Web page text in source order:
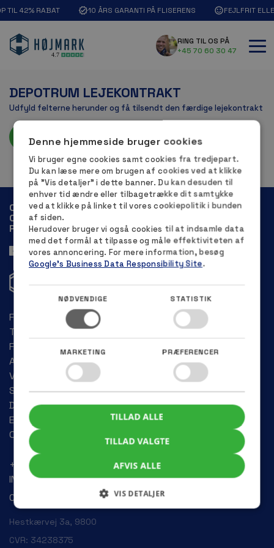
TIL 42% RABAT 10 ÅRS GARANTI PÅ FLISERENS FEJLFRIT
RING TIL OS PÅ
+45 70 60 30 47
DEPOTRUM LEJEKONTRAKT
Udfyld felterne herunder og få tilsendt den færdige lejekontrakt
VIS LEJEKONTRAKT
OVERLAD DE ”TRÆLSE” OPGAVER TIL EKSPERTERNE
OG NYD DET GODE RESULTAT – UDEN AT FÅ SVED PÅ
PANDEN.
FLISERENS
TRÆTERRASSERENS
FACADERENS
ALGEBEHANDLING
VINDUESPUDSNING
SOLCELLEVASK
DEPOTRUM
EJENDOMME
OMRÅDER
+45 70 60 30 47
INFO@HOEJMARKS.DK
COOKIES
Hestkærvej 3a, 9800
CVR: 34238375
Denne hjemmeside bruger cookies
Vi bruger egne cookies samt cookies fra tredjepart.
Du kan læse mere om brugen af cookies ved at klikke
på ”Vis detaljer” i dette banner. Du kan desuden til
enhver tid ændre eller tilbagetrække dit samtykke
ved at klikke på linket til vores cookiepolitik i bunden
af siden.
Herudover bruger vi også cookies til at indsamle data
med det formål at tilpasse og måle effektiviteten af
vores annoncering. For mere information, besøg
Google's Business Data Responsibility Site.
NØDVENDIGE STATISTIK
MARKETING PRÆFERENCER
TILLAD VALGTE
TILLAD ALLE
AFVIS ALLE
VIS DETALJER